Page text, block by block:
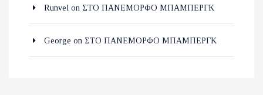
Runvel on ΣΤΟ ΠΑΝΕΜΟΡΦΟ ΜΠΑΜΠΕΡΓΚ
George on ΣΤΟ ΠΑΝΕΜΟΡΦΟ ΜΠΑΜΠΕΡΓΚ